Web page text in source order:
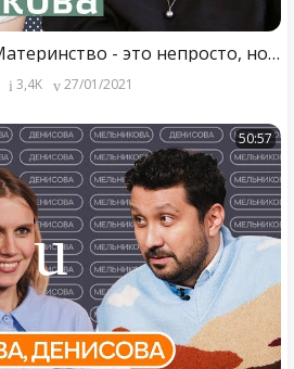
Даша Мельникова. Материнство - это непросто, но классно!
3,4K 27/01/2021
50:57